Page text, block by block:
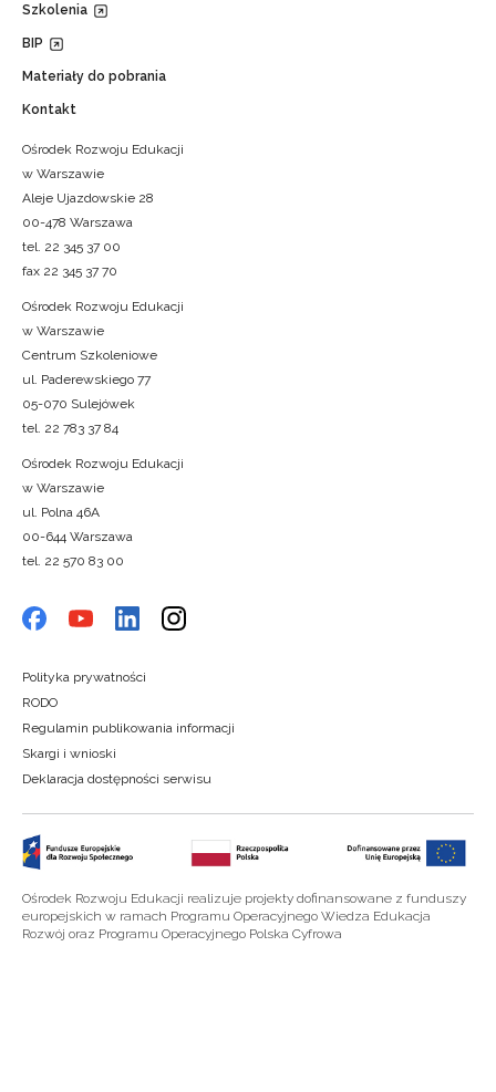
Szkolenia
BIP
Materiały do pobrania
Kontakt
Ośrodek Rozwoju Edukacji
w Warszawie
Aleje Ujazdowskie 28
00-478 Warszawa
tel. 22 345 37 00
fax 22 345 37 70
Ośrodek Rozwoju Edukacji
w Warszawie
Centrum Szkoleniowe
ul. Paderewskiego 77
05-070 Sulejówek
tel. 22 783 37 84
Ośrodek Rozwoju Edukacji
w Warszawie
ul. Polna 46A
00-644 Warszawa
tel. 22 570 83 00
Polityka prywatności
RODO
Regulamin publikowania informacji
Skargi i wnioski
Deklaracja dostępności serwisu
Ośrodek Rozwoju Edukacji realizuje projekty dofinansowane z funduszy
europejskich w ramach Programu Operacyjnego Wiedza Edukacja
Rozwój oraz Programu Operacyjnego Polska Cyfrowa